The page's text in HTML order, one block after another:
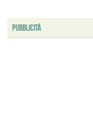
PUBBLICITÀ